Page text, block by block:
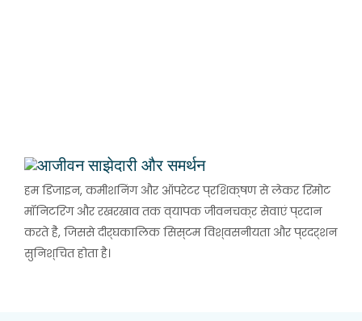
आजीवन साझेदारी और समर्थन
हम डिजाइन, कमीशनिंग और ऑपरेटर प्रशिक्षण से लेकर रिमोट
मॉनिटरिंग और रखरखाव तक व्यापक जीवनचक्र सेवाएं प्रदान
करते हैं, जिससे दीर्घकालिक सिस्टम विश्वसनीयता और प्रदर्शन
सुनिश्चित होता है।